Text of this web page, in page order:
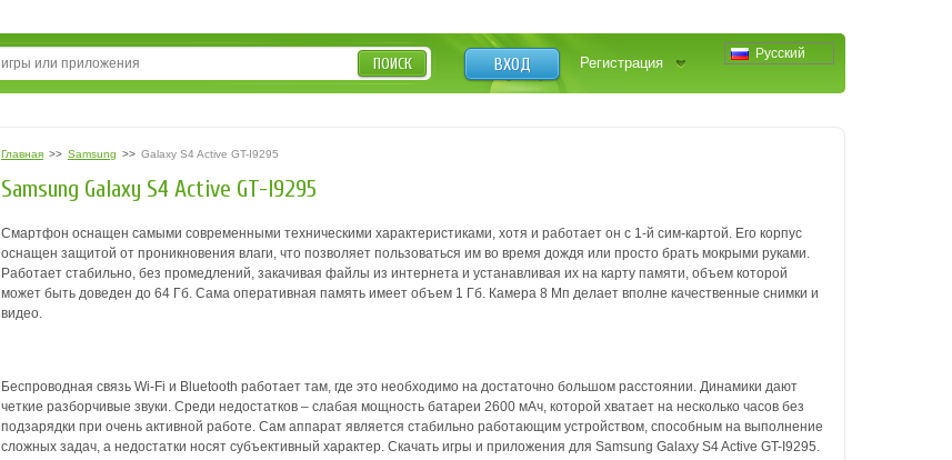
Русский
ВХОД Регистрация
ПОИСК
Главная >> Samsung >> Galaxy S4 Active GT-I9295
Samsung Galaxy S4 Active GT-I9295
Смартфон оснащен самыми современными техническими характеристиками, хотя и работает он с 1-й сим-картой. Его корпус
оснащен защитой от проникновения влаги, что позволяет пользоваться им во время дождя или просто брать мокрыми руками.
Работает стабильно, без промедлений, закачивая файлы из интернета и устанавливая их на карту памяти, объем которой
может быть доведен до 64 Гб. Сама оперативная память имеет объем 1 Гб. Камера 8 Мп делает вполне качественные снимки и
видео.
Беспроводная связь Wi-Fi и Bluetooth работает там, где это необходимо на достаточно большом расстоянии. Динамики дают
четкие разборчивые звуки. Среди недостатков – слабая мощность батареи 2600 мАч, которой хватает на несколько часов без
подзарядки при очень активной работе. Сам аппарат является стабильно работающим устройством, способным на выполнение
сложных задач, а недостатки носят субъективный характер. Скачать игры и приложения для Samsung Galaxy S4 Active GT-I9295.